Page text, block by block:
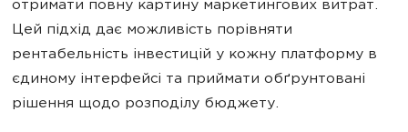
отримати повну картину маркетингових витрат.
Цей підхід дає можливість порівняти
рентабельність інвестицій у кожну платформу в
єдиному інтерфейсі та приймати обґрунтовані
рішення щодо розподілу бюджету.